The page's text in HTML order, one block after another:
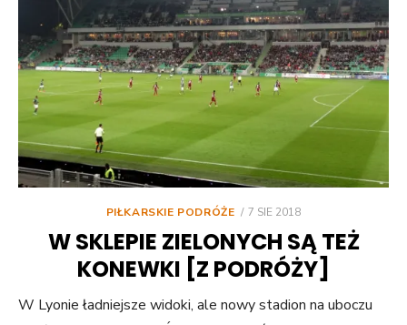
PIŁKARSKIE PODRÓŻE
POSTED
7 SIE 2018
W SKLEPIE ZIELONYCH SĄ TEŻ
KONEWKI [Z PODRÓŻY]
W Lyonie ładniejsze widoki, ale nowy stadion na uboczu